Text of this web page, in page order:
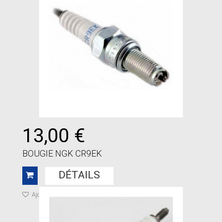
13,00 €
BOUGIE NGK CR9EK
DÉTAILS
Ajouter à ma liste de cadeaux